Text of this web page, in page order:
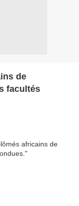
de
facultés